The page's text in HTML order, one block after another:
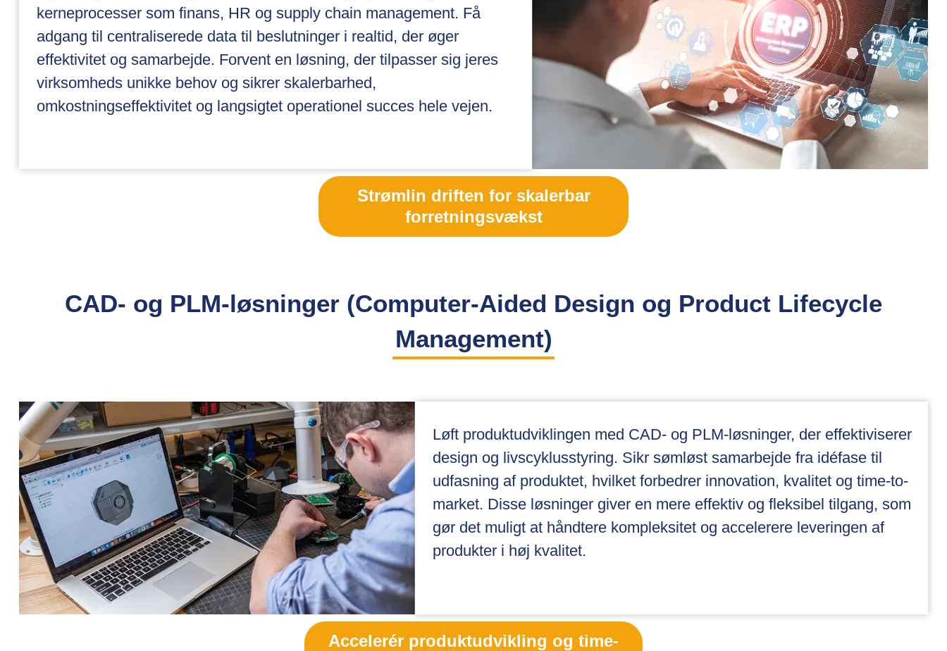
kerneprocesser som finans, HR og supply chain management. Få
adgang til centraliserede data til beslutninger i realtid, der øger
effektivitet og samarbejde. Forvent en løsning, der tilpasser sig jeres
virksomheds unikke behov og sikrer skalerbarhed,
omkostningseffektivitet og langsigtet operationel succes hele vejen.
Strømlin driften for skalerbar
forretningsvækst
CAD- og PLM-løsninger (Computer-Aided Design og Product Lifecycle
Management)
Løft produktudviklingen med CAD- og PLM-løsninger, der effektiviserer
design og livscyklusstyring. Sikr sømløst samarbejde fra idéfase til
udfasning af produktet, hvilket forbedrer innovation, kvalitet og time-to-
market. Disse løsninger giver en mere effektiv og fleksibel tilgang, som
gør det muligt at håndtere kompleksitet og accelerere leveringen af
produkter i høj kvalitet.
Accelerér produktudvikling og time-